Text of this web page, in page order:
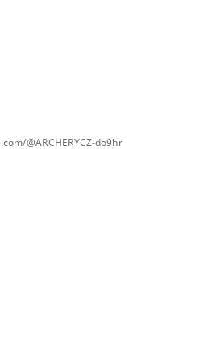
@ARCHERYCZ-do9hr